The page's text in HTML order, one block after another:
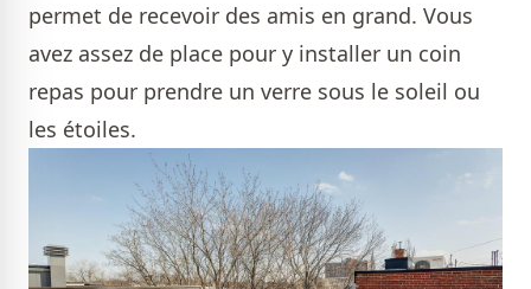
permet de recevoir des amis en grand. Vous
avez assez de place pour y installer un coin
repas pour prendre un verre sous le soleil ou
les étoiles.